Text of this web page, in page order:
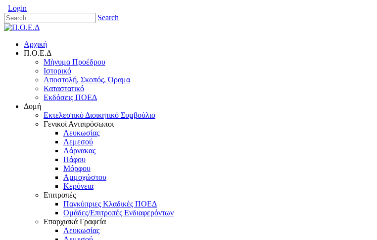
Login
Search
Αρχική
Π.Ο.Ε.Δ
Μήνυμα Προέδρου
Ιστορικό
Αποστολή, Σκοπός, Όραμα
Καταστατικό
Εκδόσεις ΠΟΕΔ
Δομή
Εκτελεστικό Διοικητικό Συμβούλιο
Γενικοί Αντιπρόσωποι
Λευκωσίας
Λεμεσού
Λάρνακας
Πάφου
Μόρφου
Αμμοχώστου
Κερύνεια
Επιτροπές
Παγκύπριες Κλαδικές ΠΟΕΔ
Ομάδες/Επιτροπές Ενδιαφερόντων
Επαρχιακά Γραφεία
Λευκωσίας